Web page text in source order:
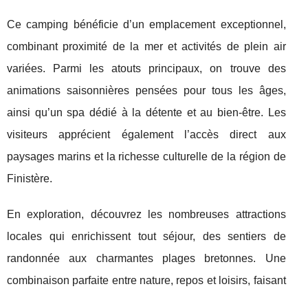
Ce camping bénéficie d’un emplacement exceptionnel,
combinant proximité de la mer et activités de plein air
variées. Parmi les atouts principaux, on trouve des
animations saisonnières pensées pour tous les âges,
ainsi qu’un spa dédié à la détente et au bien-être. Les
visiteurs apprécient également l’accès direct aux
paysages marins et la richesse culturelle de la région de
Finistère.
En exploration, découvrez les nombreuses attractions
locales qui enrichissent tout séjour, des sentiers de
randonnée aux charmantes plages bretonnes. Une
combinaison parfaite entre nature, repos et loisirs, faisant